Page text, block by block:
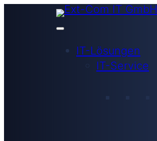
IT-Lösungen
IT-Service